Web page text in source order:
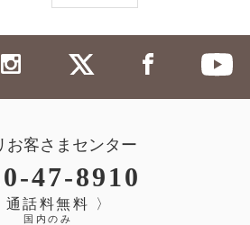
お客さまセンター
47-8910
通話料無料 〉
国内のみ